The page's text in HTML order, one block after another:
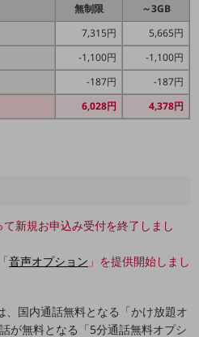
品
ドコモ mini ドコモBiz かけ放題
無制限
～3GB
7,315円
5,665円
-1,100円
-1,100円
-187円
-187円
6,028円 4,378円
新規お申込み受付を終了しまし
音声オプション 」を提供開始しまし
、国内通話無料となる「かけ放題オ
が無料となる「5分通話無料オプシ